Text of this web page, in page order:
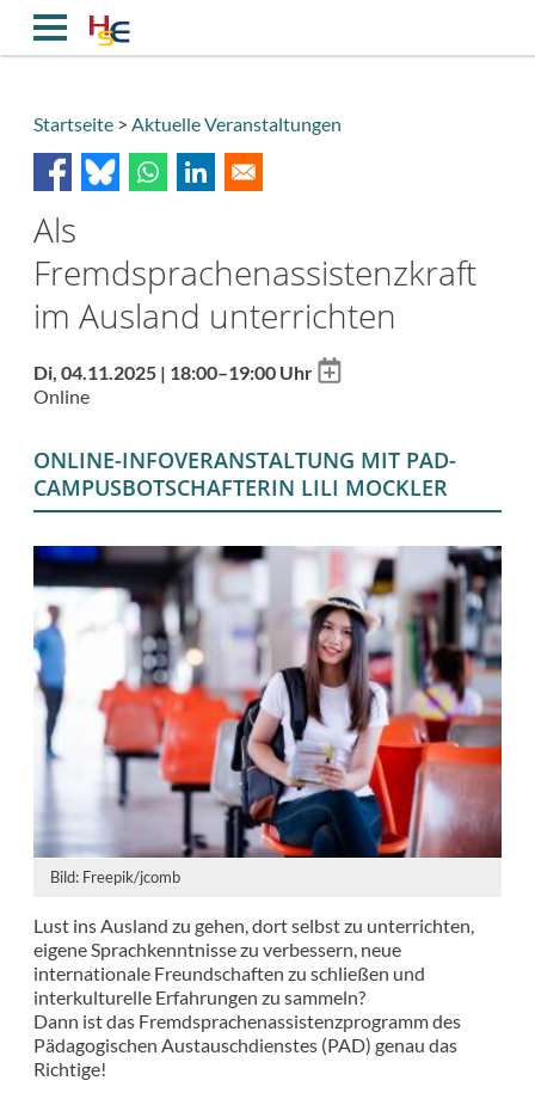
Inhalt
Breadcrumb
Startseite Aktuelle Veranstaltungen
Als
Fremdsprachenassistenzkraft
im Ausland unterrichten
Di, 04.11.2025 | 18:00–19:00 Uhr Add
Online
ONLINE-INFOVERANSTALTUNG MIT PAD-
CAMPUSBOTSCHAFTERIN LILI MOCKLER
Bild: Freepik/jcomb
Lust ins Ausland zu gehen, dort selbst zu unterrichten,
eigene Sprachkenntnisse zu verbessern, neue
internationale Freundschaften zu schließen und
interkulturelle Erfahrungen zu sammeln?
Dann ist das Fremdsprachenassistenzprogramm des
Pädagogischen Austauschdienstes (PAD) genau das
Richtige!